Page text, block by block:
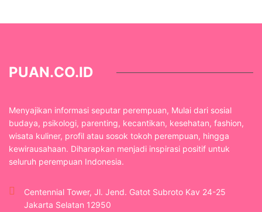
PUAN.CO.ID
Menyajikan informasi seputar perempuan, Mulai dari sosial
budaya, psikologi, parenting, kecantikan, kesehatan, fashion,
wisata kuliner, profil atau sosok tokoh perempuan, hingga
kewirausahaan. Diharapkan menjadi inspirasi positif untuk
seluruh perempuan Indonesia.
Centennial Tower, Jl. Jend. Gatot Subroto Kav 24-25
Jakarta Selatan 12950